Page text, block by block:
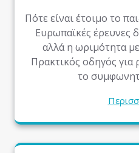
Πότε είναι έτοιμο το
Ευρωπαϊκές έρευνες
αλλά η ωριμότητα
Πρακτικός οδηγός για
το